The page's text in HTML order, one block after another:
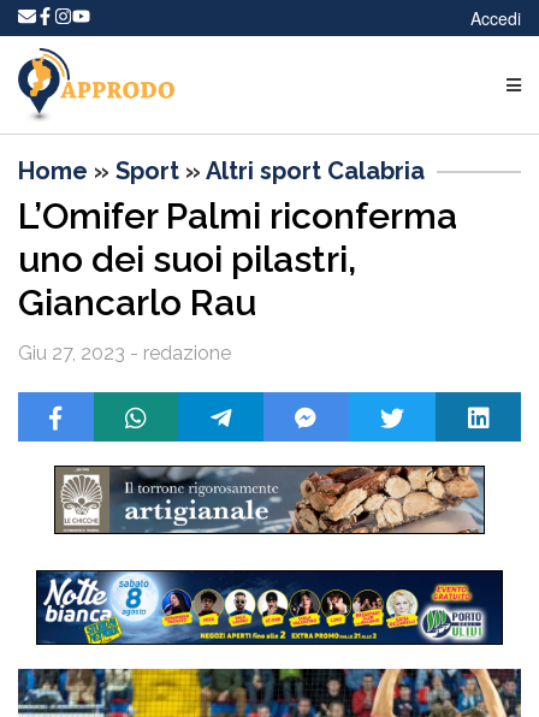
Accedi
Home » Sport » Altri sport Calabria
L’Omifer Palmi riconferma
uno dei suoi pilastri,
Giancarlo Rau
Giu 27, 2023 - redazione